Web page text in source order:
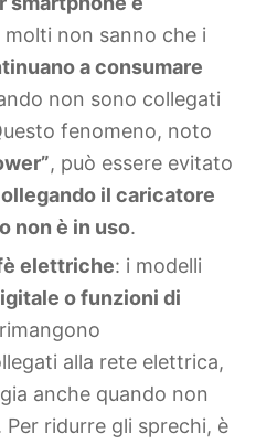
molti non sanno che i
a consumare
non sono collegati
fenomeno, noto
, può essere evitato
il caricatore
non è in uso.
elettriche: i modelli
o funzioni di
rimangono
alla rete elettrica,
anche quando non
ridurre gli sprechi, è